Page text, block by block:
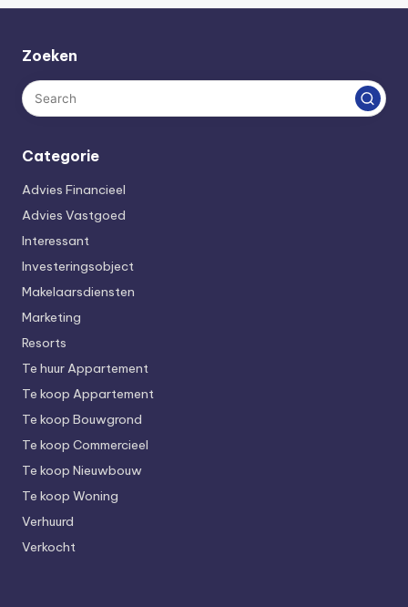
Zoeken
Categorie
Advies Financieel
Advies Vastgoed
Interessant
Investeringsobject
Makelaarsdiensten
Marketing
Resorts
Te huur Appartement
Te koop Appartement
Te koop Bouwgrond
Te koop Commercieel
Te koop Nieuwbouw
Te koop Woning
Verhuurd
Verkocht